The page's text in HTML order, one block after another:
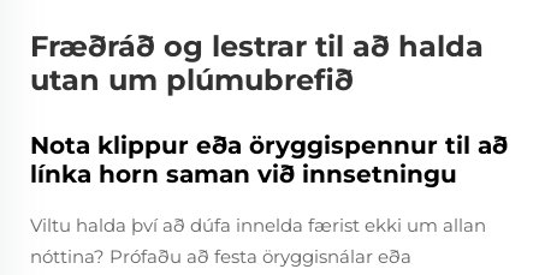
Fræðráð og lestrar til að halda
utan um plúmubrefið
Nota klippur eða öryggispennur til að
línka horn saman við innsetningu
Viltu halda því að dúfa innelda færist ekki um allan
nóttina? Prófaðu að festa öryggisnálar eða